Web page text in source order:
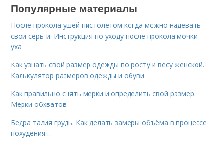
Популярные материалы
После прокола ушей пистолетом когда можно надевать
свои серьги. Инструкция по уходу после прокола мочки
уха
Как узнать свой размер одежды по росту и весу женской.
Калькулятор размеров одежды и обуви
Как правильно снять мерки и определить свой размер.
Мерки обхватов
Бедра талия грудь. Как делать замеры объёма в процессе
похудения…